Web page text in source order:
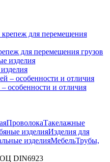
для перемещения грузов
особенности и отличия
ПроволокаТакелажные
изделияИзделия для
изделияМебельТрубы,
ОЦ DIN6923